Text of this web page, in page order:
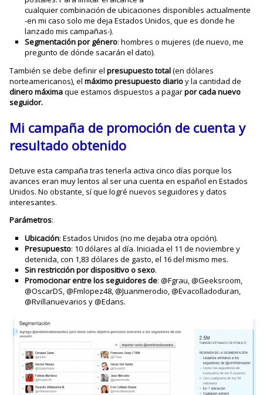
cualquier combinación de ubicaciones disponibles actualmente
-en mi caso solo me deja Estados Unidos, que es donde he
lanzado mis campañas-).
Segmentación por género: hombres o mujeres (de nuevo, me
pregunto de dónde sacarán el dato).
También se debe definir elpresupuesto total(en dólares
norteamericanos), elmáximo presupuesto diarioy la cantidad de
dineromáximaque estamos dispuestos a pagarpor cada nuevo
seguidor.
Mi campaña de promoción de cuenta y
resultado obtenido
Detuve esta campaña tras tenerla activa cinco días porque los
avances eran muy lentos al ser una cuenta en español en Estados
Unidos. No obstante, sí que logré nuevos seguidores y datos
interesantes.
Parámetros:
Ubicación: Estados Unidos (no me dejaba otra opción).
Presupuesto: 10 dólares al día. Iniciada el 11 de noviembre y
detenida, con 1,83 dólares de gasto, el 16 del mismo mes.
Sin restricción por dispositivo o sexo.
Promocionar entre los seguidores de: @Fgrau, @Geeksroom,
@OscarDS, @Fmlopez48, @Juanmerodio, @Evacolladoduran,
@Rvillanuevarios y @Edans.